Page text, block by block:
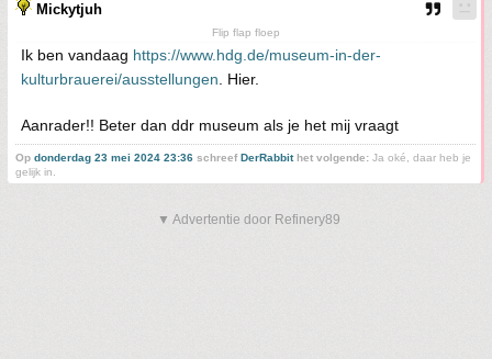
Mickytjuh
Flip flap floep
Ik ben vandaag https://www.hdg.de/museum-in-der-
kulturbrauerei/ausstellungen . Hier.
Aanrader!! Beter dan ddr museum als je het mij vraagt
Op donderdag 23 mei 2024 23:36 schreefDerRabbithet volgende: Ja oké, daar heb je
gelijk in.
▼ Advertentie door Refinery89